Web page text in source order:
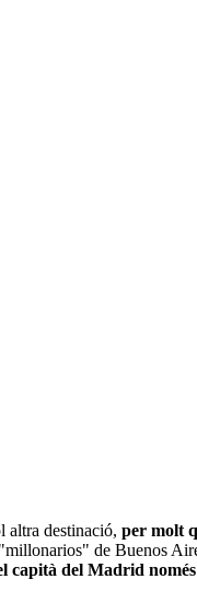
altra destinació, per molt
de Buenos
capità del Madrid